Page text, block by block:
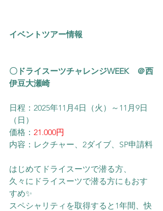
イベントツアー情報
〇ドライスーツチャレンジWEEK　＠西
伊豆大瀬崎
日程：2025年11月4日（火）～11月9日
（日）
価格： 21.000円
内容： レクチャー、2ダイブ、SP申請料
はじめてドライスーツで潜る方、
久々にドライスーツで潜る方にもおす
すめ✨
スペシャリティを取得すると1年間、快